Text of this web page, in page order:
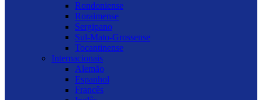
Rondoniense
Roraimense
Sergipano
Sul-Mato-Grossense
Tocantinense
Internacionais
Alemão
Espanhol
Francês